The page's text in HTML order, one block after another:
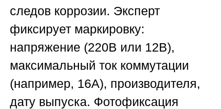
следов коррозии. Эксперт
фиксирует маркировку:
напряжение (220В или 12В),
максимальный ток коммутации
(например, 16А), производителя,
дату выпуска. Фотофиксация